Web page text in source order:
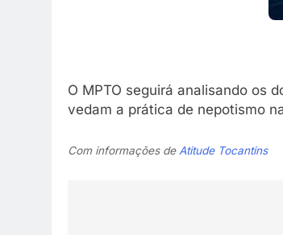
O MPTO seguirá analisando os
vedam a prática de nepotismo
Com informações de Atitude Tocantins